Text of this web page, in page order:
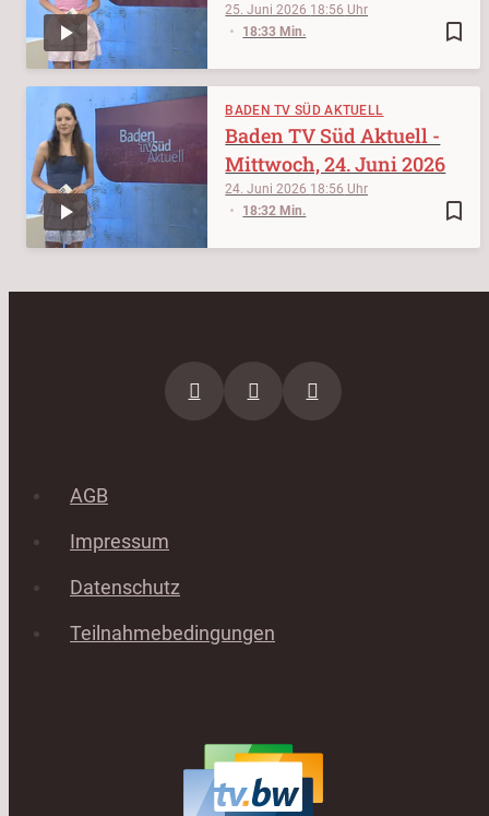
bookmark_border
25. Juni 2026 18:56
18:33 Min.
BADEN TV SÜD AKTUELL
bookmark_border
24. Juni 2026 18:56
18:32 Min.
Baden TV Süd Aktuell -
Mittwoch, 24. Juni 2026
AGB
Impressum
Datenschutz
Teilnahmebedingungen